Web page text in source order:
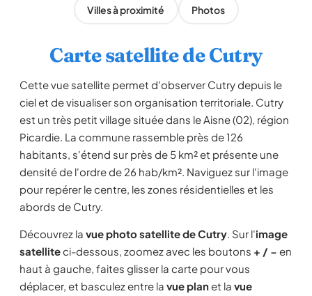
Villes à proximité Photos
Carte satellite de Cutry
Cette vue satellite permet d'observer Cutry depuis le
ciel et de visualiser son organisation territoriale. Cutry
est un très petit village située dans le Aisne (02), région
Picardie. La commune rassemble près de 126
habitants, s'étend sur près de 5 km² et présente une
densité de l'ordre de 26 hab/km². Naviguez sur l'image
pour repérer le centre, les zones résidentielles et les
abords de Cutry.
Découvrez la vue photo satellite de Cutry. Sur l'image
satelliteci-dessous, zoomez avec les boutons + / − en
haut à gauche, faites glisser la carte pour vous
déplacer, et basculez entre la vue planet la vue